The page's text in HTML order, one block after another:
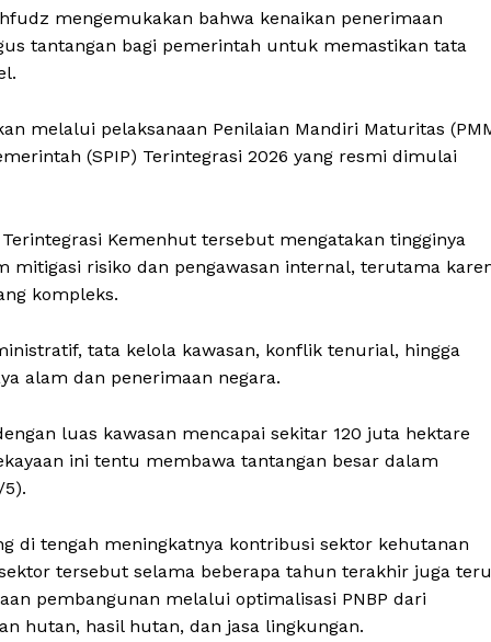
mengemukakan bahwa kenaikan penerimaan
tantangan bagi pemerintah untuk memastikan tata
melalui pelaksanaan Penilaian Mandiri Maturitas
(SPIP) Terintegrasi 2026 yang resmi dimulai
Kemenhut tersebut mengatakan tingginya
mitigasi risiko dan pengawasan internal, terutama
kompleks.
tata kelola kawasan, konflik tenurial, hingga
alam dan penerimaan negara.
luas kawasan mencapai sekitar 120 juta hektare
ini tentu membawa tantangan besar dalam
di tengah meningkatnya kontribusi sektor kehutanan
tersebut selama beberapa tahun terakhir juga
pembangunan melalui optimalisasi PNBP dari
hutan, hasil hutan, dan jasa lingkungan.